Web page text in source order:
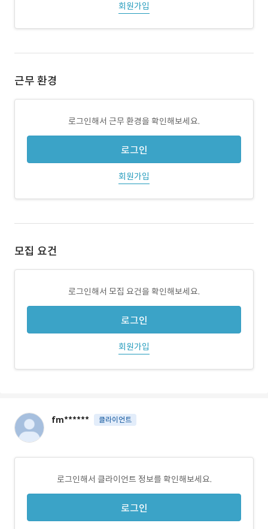
회원가입
근무 환경
로그인해서 근무 환경을 확인해보세요.
로그인
회원가입
모집 요건
로그인해서 모집 요건을 확인해보세요.
로그인
회원가입
fm****** 클라이언트
로그인해서 클라이언트 정보를 확인해보세요.
로그인